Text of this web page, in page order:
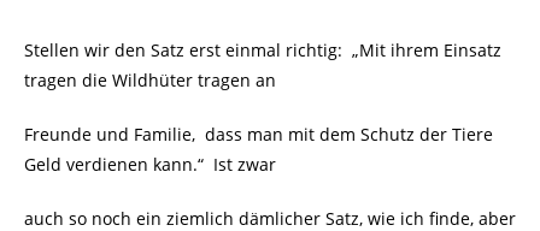
Stellen wir den Satz erst einmal richtig: „Mit ihrem Einsatz
tragen die Wildhüter tragen an
Freunde und Familie, dass man mit dem Schutz der Tiere
Geld verdienen kann.“ Ist zwar
auch so noch ein ziemlich dämlicher Satz, wie ich finde, aber